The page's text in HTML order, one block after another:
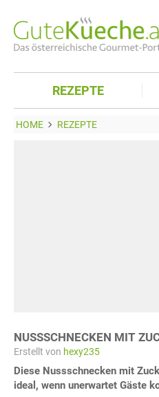
REZEPTE
HOME REZEPTE
NUSSSCHNECKEN MIT
Erstellt von hexy235
Diese Nussschnecken mit
ideal, wenn unerwartet Gäste